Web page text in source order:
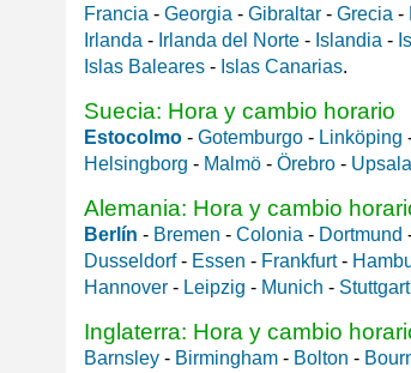
Francia - Georgia - Gibraltar - Grecia -
Irlanda - Irlanda del Norte - Islandia -
Islas Baleares - Islas Canarias.
Suecia: Hora y cambio horario
Estocolmo - Gotemburgo - Linköping
Helsingborg - Malmö - Örebro - Upsala
Alemania: Hora y cambio
Berlín - Bremen - Colonia - Dortmund
Dusseldorf- Essen - Frankfurt-
Hannover - Leipzig - Munich - Stuttgart
Inglaterra: Hora y cambio
Barnsley - Birmingham - Bolton -